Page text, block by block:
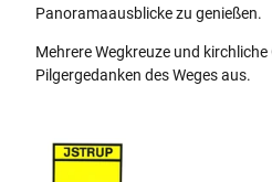
Panoramaausblicke zu genießen.
Mehrere Wegkreuze und
Pilgergedanken des Weges aus.